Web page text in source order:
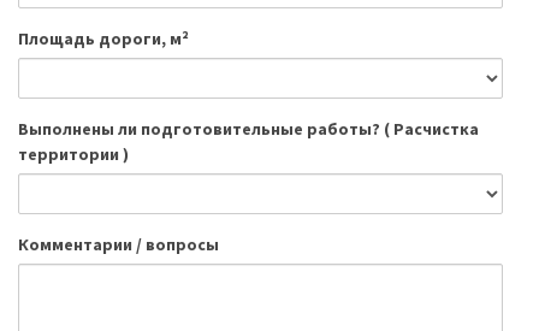
Площадь дороги, м²
Выполнены ли подготовительные работы? ( Расчистка
территории )
Комментарии / вопросы